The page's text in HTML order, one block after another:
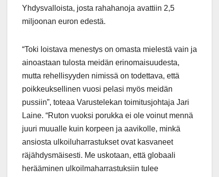
Yhdysvalloista, josta rahahanoja avattiin 2,5
miljoonan euron edestä.
“Toki loistava menestys on omasta mielestä vain ja
ainoastaan tulosta meidän erinomaisuudesta,
mutta rehellisyyden nimissä on todettava, että
poikkeuksellinen vuosi pelasi myös meidän
pussiin”, toteaa Varustelekan toimitusjohtaja Jari
Laine. “Ruton vuoksi porukka ei ole voinut mennä
juuri muualle kuin korpeen ja aavikolle, minkä
ansiosta ulkoiluharrastukset ovat kasvaneet
räjähdysmäisesti. Me uskotaan, että globaali
herääminen ulkoilmaharrastuksiin tulee